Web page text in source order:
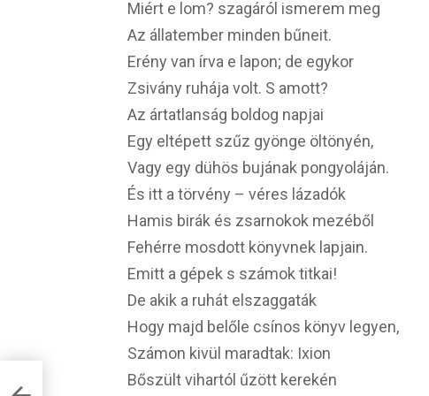
Miért e lom? szagáról ismerem meg
Az állatember minden bűneit.
Erény van írva e lapon; de egykor
Zsivány ruhája volt. S amott?
Az ártatlanság boldog napjai
Egy eltépett szűz gyönge öltönyén,
Vagy egy dühös bujának pongyoláján.
És itt a törvény – véres lázadók
Hamis birák és zsarnokok mezéből
Fehérre mosdott könyvnek lapjain.
Emitt a gépek s számok titkai!
De akik a ruhát elszaggaták
Hogy majd belőle csínos könyv legyen,
Számon kivül maradtak: Ixion
Bőszült vihartól űzött kerekén